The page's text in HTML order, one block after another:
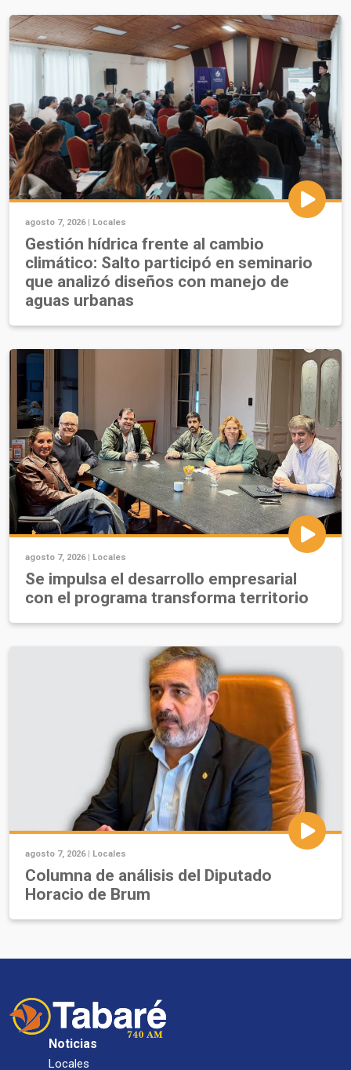
agosto 7, 2026 | Locales
Gestión hídrica frente al cambio
climático: Salto participó en seminario
que analizó diseños con manejo de
aguas urbanas
agosto 7, 2026 | Locales
Se impulsa el desarrollo empresarial
con el programa transforma territorio
agosto 7, 2026 | Locales
Columna de análisis del Diputado
Horacio de Brum
Noticias
Locales